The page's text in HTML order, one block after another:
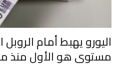
اليورو يهبط أمام
مستوى هو الأول منذ